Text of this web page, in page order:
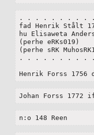
. . . . . . . . .
fad Henrik Stålt
hu Elisaweta
(perhe eRKs019)
(perhe sRK
. . . . . . . . .
Henrik Forss 1756
Johan Forss 1772
n:o 148 Reen